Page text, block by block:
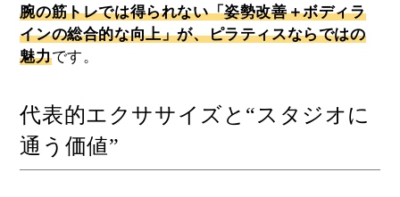
腕の筋トレでは得られない「姿勢改善＋ボディラ
インの総合的な向上」が、ピラティスならではの
魅力です。
代表的エクササイズと“スタジオに
通う価値”